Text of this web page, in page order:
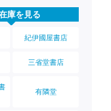
庫を見る
紀伊國屋書店
三省堂書店
有隣堂